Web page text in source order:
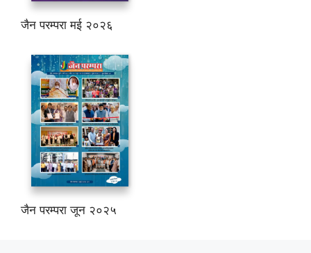
जैन परम्परा मई २०२६
जैन परम्परा जून २०२५